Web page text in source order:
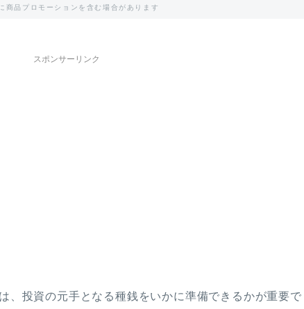
商品プロモーションを含む場合があります
スポンサーリンク
、投資の元手となる種銭をいかに準備できるかが重要で